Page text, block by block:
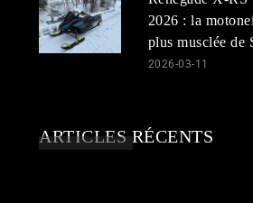
2026 : la
plus musclée de
2026-03-11
ARTICLES RÉCENTS